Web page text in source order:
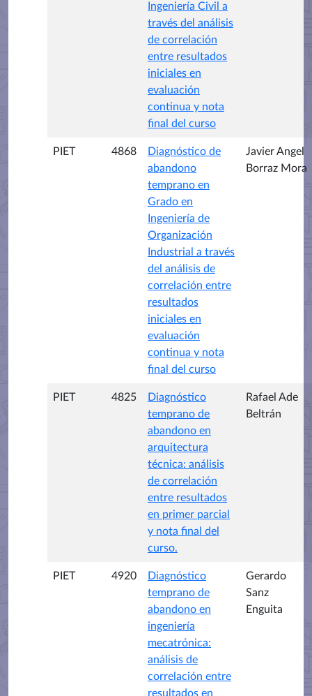
Ingeniería Civil a
través del análisis
de correlación
entre resultados
iniciales en
evaluación
continua y nota
final del curso
PIET 4868
Diagnóstico de
abandono
temprano en
Grado en
Ingeniería de
Organización
Industrial a través
del análisis de
correlación entre
resultados
iniciales en
evaluación
continua y nota
final del curso
Javier Angel
Borraz Mora
PIET 4825
Diagnóstico
temprano de
abandono en
arquitectura
técnica: análisis
de correlación
entre resultados
en primer parcial
y nota final del
curso.
Rafael Ade
Beltrán
PIET 4920
Diagnóstico
temprano de
abandono en
ingeniería
mecatrónica:
análisis de
correlación entre
resultados en
Gerardo
Sanz
Enguita